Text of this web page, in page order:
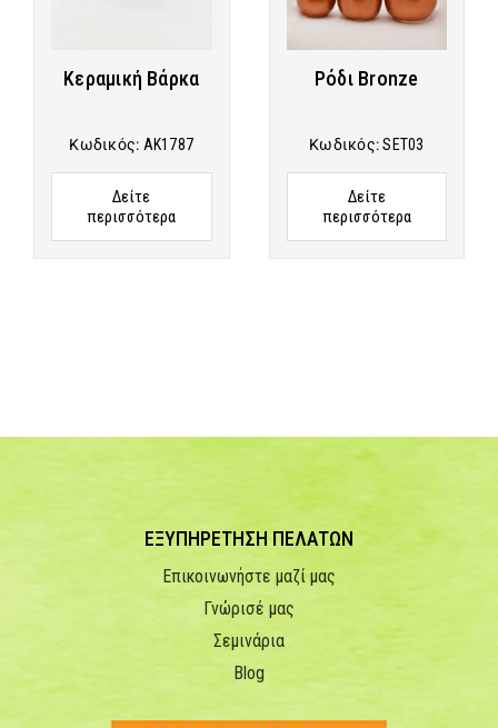
Κεραμική Βάρκα
Κωδικός: AK1787
Δείτε
περισσότερα
Ρόδι Bronze
Κωδικός:SET03
Δείτε
περισσότερα
ΕΞΥΠΗΡΕΤΗΣΗ ΠΕΛΑΤΩΝ
Επικοινωνήστε μαζί μας
Γνώρισέ μας
Σεμινάρια
Blog